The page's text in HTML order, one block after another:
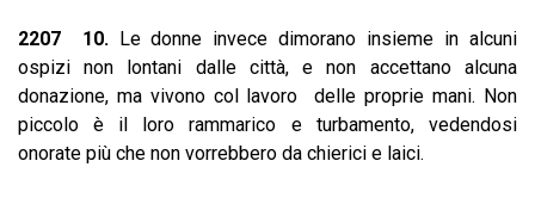
2207 10. Le donne invece dimorano insieme in alcuni
ospizi non lontani dalle città, e non accettano alcuna
donazione, ma vivono col lavoro delle proprie mani. Non
piccolo è il loro rammarico e turbamento, vedendosi
onorate più che non vorrebbero da chierici e laici.